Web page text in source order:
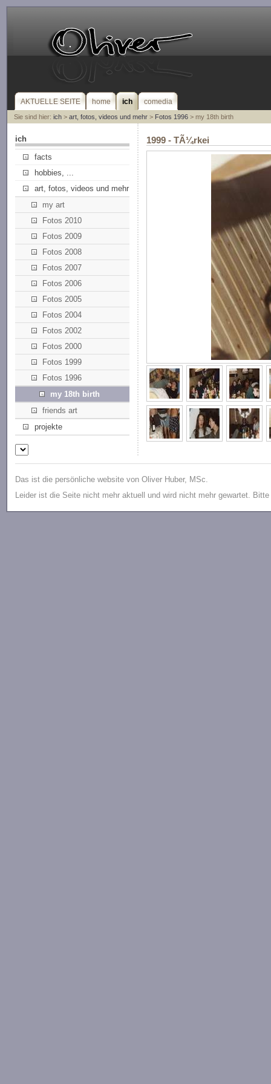
AKTUELLE SEITE home ich comedia
Sie sind hier: ich> art, fotos, videos und mehr> Fotos 1996> my 18th birth
ich
facts
hobbies, ...
art, fotos, videos und mehr
my art
Fotos 2010
Fotos 2009
Fotos 2008
Fotos 2007
Fotos 2006
Fotos 2005
Fotos 2004
Fotos 2002
Fotos 2000
Fotos 1999
Fotos 1996
my 18th birth
friends art
projekte
1999 - TÃ¼rkei
Das ist die persönliche website von Oliver Huber, MSc.
Leider ist die Seite nicht mehr aktuell und wird nicht mehr gewartet.